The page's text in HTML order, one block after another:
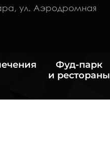
ул. Аэродромная
Фуд-парк
и рестораны